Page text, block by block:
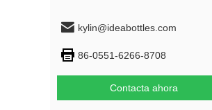
kylin@ideabottles.com
86-0551-6266-8708
Contacta ahora